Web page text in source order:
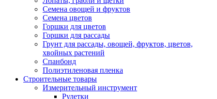
Семена овощей и фруктов
Семена цветов
Горшки для цветов
Горшки для рассады
Грунт для рассады, овощей, фруктов, цветов,
хвойных растений
Спанбонд
Полиэтиленовая пленка
Строительные товары
Измерительный инструмент
Рулетки